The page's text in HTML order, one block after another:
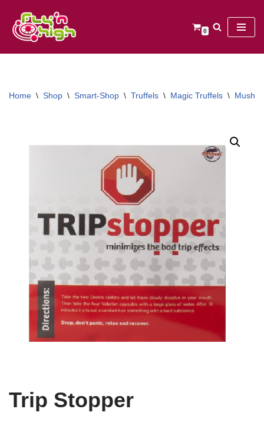
Ga
0
Home \ Shop \ Smart-Shop \ Truffels \ Magic Truffels \ Mush
Trip Stopper